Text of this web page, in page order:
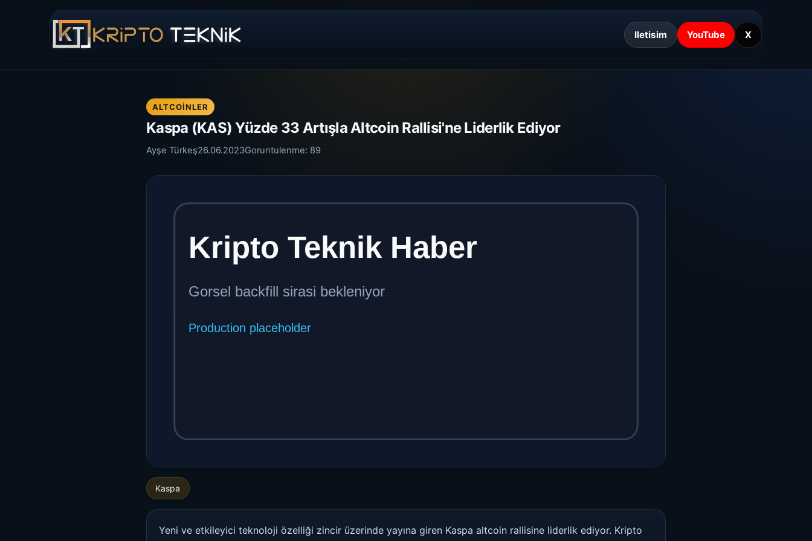
Iletisim YouTube X
ALTCOINLER
Kaspa (KAS) Yüzde 33 Artışla Altcoin Rallisi'ne Liderlik Ediyor
Ayşe Türkeş26.06.2023Goruntulenme: 89
Kaspa
Yeni ve etkileyici teknoloji özelliği zincir üzerinde yayına giren Kaspa altcoin rallisine liderlik ediyor. Kripto